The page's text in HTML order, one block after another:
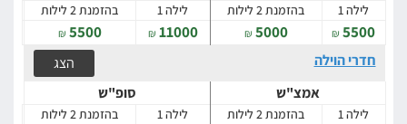
לילה 1 בהזמנת 2 לילות לילה 1 בהזמנת 2 לילות
5500
₪
5000
₪
11000
₪
5500
₪
חדרי הוילה
הצג
אמצ"ש
סופ"ש
לילה 1 בהזמנת 2 לילות לילה 1 בהזמנת 2 לילות